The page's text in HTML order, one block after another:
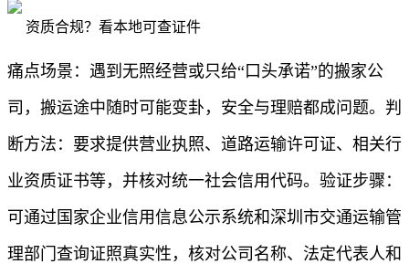
资质合规？看本地可查证件
痛点场景：遇到无照经营或只给“口头承诺”的搬家公
司，搬运途中随时可能变卦，安全与理赔都成问题。判
断方法：要求提供营业执照、道路运输许可证、相关行
业资质证书等，并核对统一社会信用代码。验证步骤：
可通过国家企业信用信息公示系统和深圳市交通运输管
理部门查询证照真实性，核对公司名称、法定代表人和